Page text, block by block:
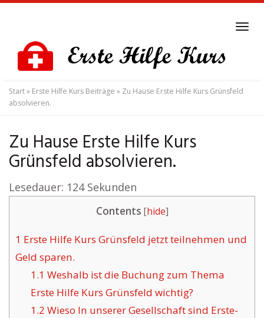
content
Start» Erste Hilfe Kurs Beiträge » Zu Hause Erste Hilfe Kurs Grünsfeld
absolvieren.
Zu Hause Erste Hilfe Kurs
Grünsfeld absolvieren.
Lesedauer: 124 Sekunden
Contents [hide]
1 Erste Hilfe Kurs Grünsfeld jetzt teilnehmen und
Geld sparen.
1.1 Weshalb ist die Buchung zum Thema
Erste Hilfe Kurs Grünsfeld wichtig?
1.2 Wieso In unserer Gesellschaft sind Erste-